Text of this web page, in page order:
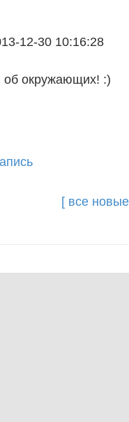
12-30 10:16:28
об окружающих! :)
[ все